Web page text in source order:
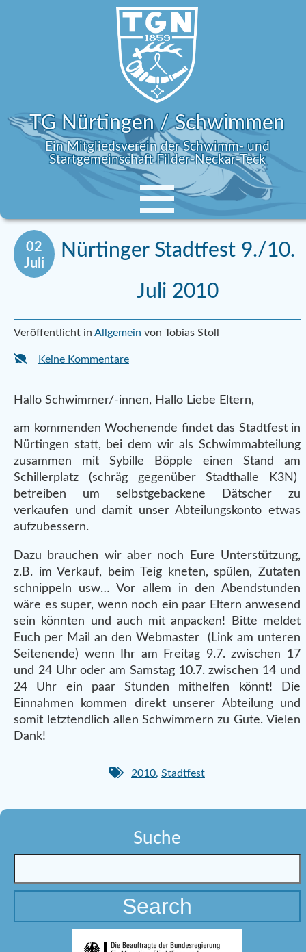
TG Nürtingen / Schwimmen
Ein Mitgliedsverein der Schwimm- und
Startgemeinschaft Filder-Neckar-Teck
02
Juli
Nürtinger Stadtfest 9./10.
Juli 2010
Veröffentlicht in Allgemein von Tobias Stoll
Keine Kommentare
Hallo Schwimmer/-innen, Hallo Liebe Eltern,
am kommenden Wochenende findet das Stadtfest in
Nürtingen statt, bei dem wir als Schwimmabteilung
zusammen mit Sybille Böpple einen Stand am
Schillerplatz (schräg gegenüber Stadthalle K3N)
betreiben um selbstgebackene Dätscher zu
verkaufen und damit unser Abteilungskonto etwas
aufzubessern.
Dazu brauchen wir aber noch Eure Unterstützung,
z.B. im Verkauf, beim Teig kneten, spülen, Zutaten
schnippeln usw… Vor allem in den Abendstunden
wäre es super, wenn noch ein paar Eltern anwesend
sein könnten und auch mit anpacken! Bitte meldet
Euch per Mail an den Webmaster (Link am unteren
Seitenende) wenn Ihr am Freitag 9.7. zwischen 17
und 24 Uhr oder am Samstag 10.7. zwischen 14 und
24 Uhr ein paar Stunden mithelfen könnt! Die
Einnahmen kommen direkt unserer Abteilung und
somit letztendlich allen Schwimmern zu Gute. Vielen
Dank!
2010, Stadtfest
Suche